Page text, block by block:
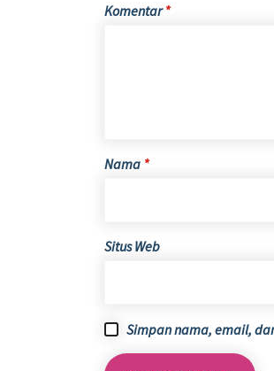
Komentar*
Nama *
Situs Web
Simpan nama, email,